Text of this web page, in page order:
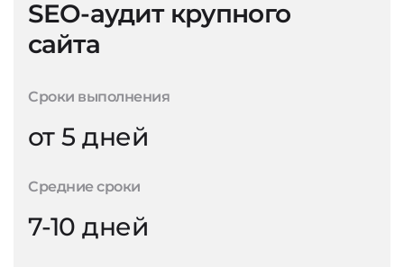
SEO-аудит крупного
сайта
Сроки выполнения
от 5 дней
Средние сроки
7-10 дней